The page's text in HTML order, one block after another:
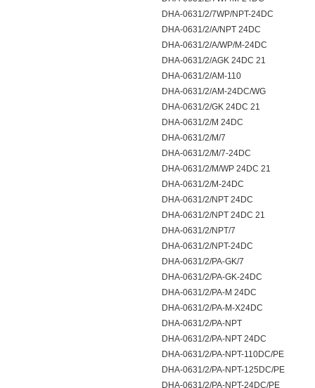
DHA-0631/2/7WP/NPT-24DC
DHA-0631/2/A/NPT 24DC
DHA-0631/2/A/WP/M-24DC
DHA-0631/2/AGK 24DC 21
DHA-0631/2/AM-110
DHA-0631/2/AM-24DC/WG
DHA-0631/2/GK 24DC 21
DHA-0631/2/M 24DC
DHA-0631/2/M/7
DHA-0631/2/M/7-24DC
DHA-0631/2/M/WP 24DC 21
DHA-0631/2/M-24DC
DHA-0631/2/NPT 24DC
DHA-0631/2/NPT 24DC 21
DHA-0631/2/NPT/7
DHA-0631/2/NPT-24DC
DHA-0631/2/PA-GK/7
DHA-0631/2/PA-GK-24DC
DHA-0631/2/PA-M 24DC
DHA-0631/2/PA-M-X24DC
DHA-0631/2/PA-NPT
DHA-0631/2/PA-NPT 24DC
DHA-0631/2/PA-NPT-110DC/PE
DHA-0631/2/PA-NPT-125DC/PE
DHA-0631/2/PA-NPT-24DC/PE